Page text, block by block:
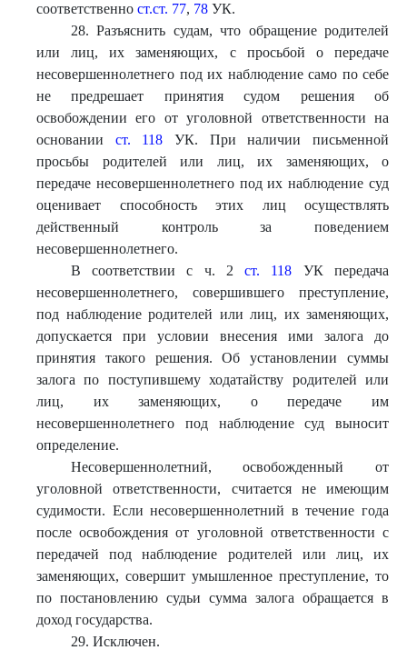
соответственно ст.ст. 77, 78 УК.
28. Разъяснить судам, что обращение родителей
или лиц, их заменяющих, с просьбой о передаче
несовершеннолетнего под их наблюдение само по себе
не предрешает принятия судом решения об
освобождении его от уголовной ответственности на
основании ст. 118 УК. При наличии письменной
просьбы родителей или лиц, их заменяющих, о
передаче несовершеннолетнего под их наблюдение суд
оценивает способность этих лиц осуществлять
действенный контроль за поведением
несовершеннолетнего.
В соответствии с ч. 2ст. 118 УК передача
несовершеннолетнего, совершившего преступление,
под наблюдение родителей или лиц, их заменяющих,
допускается при условии внесения ими залога до
принятия такого решения. Об установлении суммы
залога по поступившему ходатайству родителей или
лиц, их заменяющих, о передаче им
несовершеннолетнего под наблюдение суд выносит
определение.
Несовершеннолетний, освобожденный от
уголовной ответственности, считается не имеющим
судимости. Если несовершеннолетний в течение года
после освобождения от уголовной ответственности с
передачей под наблюдение родителей или лиц, их
заменяющих, совершит умышленное преступление, то
по постановлению судьи сумма залога обращается в
доход государства.
29. Исключен.